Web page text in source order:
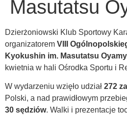
Masutatsu
Dzierżoniowski Klub Sportowy
organizatorem VIII
Kyokushin im. Masutatsu Oyamy
kwietnia w hali Ośrodka Sportu i
W wydarzeniu wzięło udział 272
Polski, a nad prawidłowym
30 sędziów. Walki i prezentacje